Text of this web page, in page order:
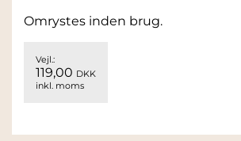
Omrystes inden brug.
Vejl.:
119,00 DKK
inkl. moms